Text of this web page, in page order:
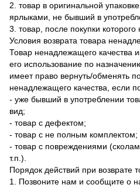
2. товар в оригинальной
ярлыками, не бывший в
3. товар, после покупки
Условия возврата товара
Товар ненадлежащего качества
его использование по
имеет право вернуть/обменять
ненадлежащего качества, если
- уже бывший в употреблении
вид;
- товар с дефектом;
- товар с не полным комплектом;
- товар с повреждениями
т.п.).
Порядок действий при возврате
1. Позвоните нам и сообщите о